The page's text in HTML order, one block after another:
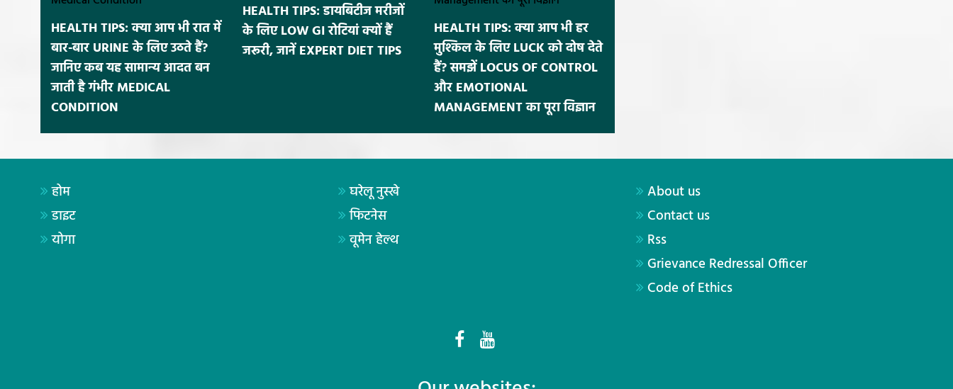
HEALTH TIPS: क्या आप भी रात में
बार-बार URINE के लिए उठते हैं?
जानिए कब यह सामान्य आदत बन
जाती है गंभीर MEDICAL
CONDITION
HEALTH TIPS: डायबिटीज मरीजों
के लिए LOW GI रोटियां क्यों हैं
जरूरी, जानें EXPERT DIET TIPS
HEALTH TIPS: क्या आप भी हर
मुश्किल के लिए LUCK को दोष देते
हैं? समझें LOCUS OF CONTROL
और EMOTIONAL
MANAGEMENT का पूरा विज्ञान
होम
डाइट
योगा
घरेलू नुस्खे
फिटनेस
वूमेन हेल्थ
About us
Contact us
Rss
Grievance Redressal Officer
Code of Ethics